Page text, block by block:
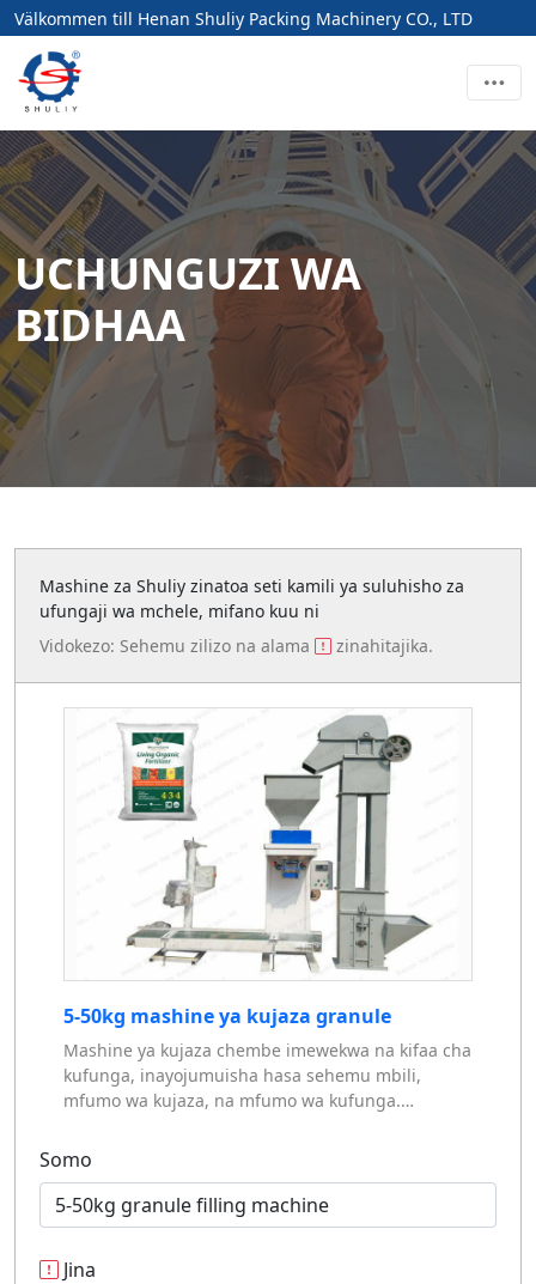
Välkommen till Henan Shuliy Packing Machinery CO., LTD
UCHUNGUZI WA
BIDHAA
Mashine za Shuliy zinatoa seti kamili ya suluhisho za
ufungaji wa mchele, mifano kuu ni
Vidokezo: Sehemu zilizo na alama
zinahitajika.
5-50kg mashine ya kujaza granule
Mashine ya kujaza chembe imewekwa na kifaa cha
kufunga, inayojumuisha hasa sehemu mbili,
mfumo wa kujaza, na mfumo wa kufunga.…
Somo
Jina